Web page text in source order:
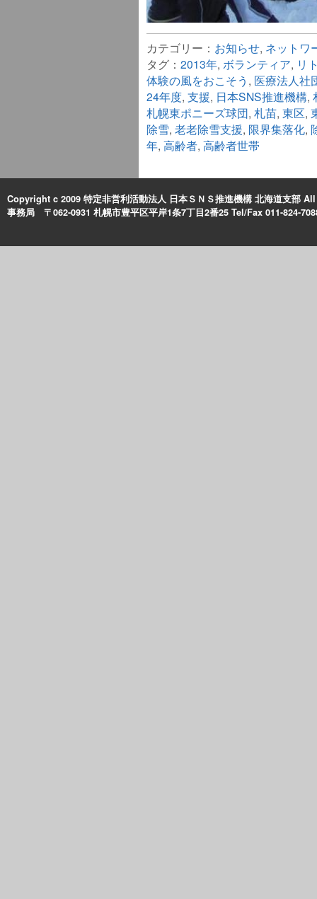
カテゴリー： お知らせ, ネットワ
タグ： 2013年, ボランティア, リ
体験の風をおこそう , 医療法人社
24年度, 支援, 日本SNS推進機構,
札幌東ポニーズ球団, 札苗, 東区,
除雪, 老老除雪支援, 限界集落化,
年, 高齢者, 高齢者世帯
Copyright c 2009 特定非営利活動法人 日本ＳＮＳ推進機構 北海道支部
事務局 〒062-0931 札幌市豊平区平岸1条7丁目2番25 Tel/Fax 011-824-